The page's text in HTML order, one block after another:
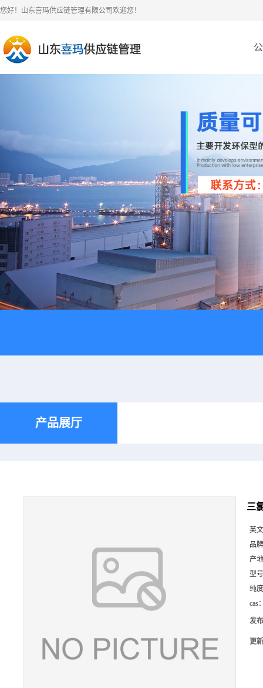
您好！山东喜玛供应链管理有限公司欢迎您！
产品展厅
三
英
品
产
型
纯
cas
发
更